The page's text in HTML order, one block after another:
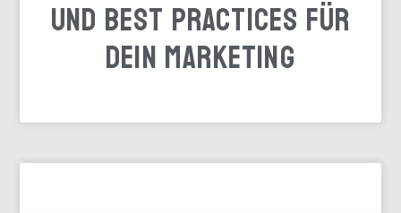
und Best Practices für
dein Marketing